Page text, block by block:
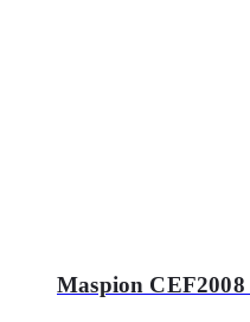
Maspion